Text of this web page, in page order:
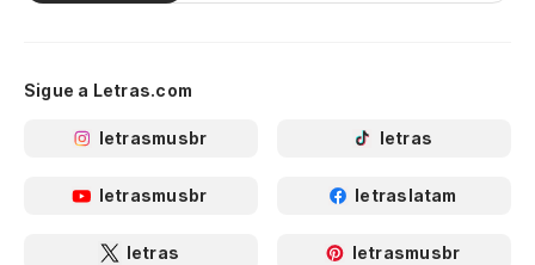
Sigue a Letras.com
letrasmusbr letras
letrasmusbr letraslatam
letras letrasmusbr